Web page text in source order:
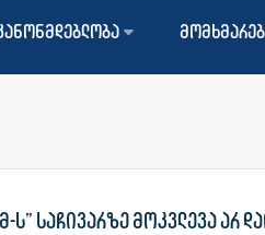
ს” საჩივარზე მოკვლევა არ